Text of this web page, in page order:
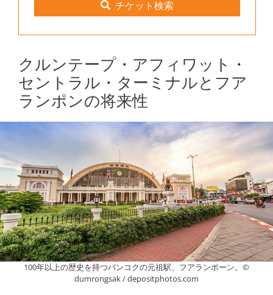
チケット検索
クルンテープ・アフィワット・
セントラル・ターミナルとフア
ランポンの将来性
100年以上の歴史を持つバンコクの元祖駅、フアランポーン。©
dumrongsak / depositphotos.com